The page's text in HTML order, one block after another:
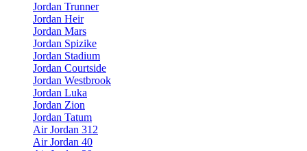
Jordan Trunner
Jordan Heir
Jordan Mars
Jordan Spizike
Jordan Stadium
Jordan Courtside
Jordan Westbrook
Jordan Luka
Jordan Zion
Jordan Tatum
Air Jordan 312
Air Jordan 40